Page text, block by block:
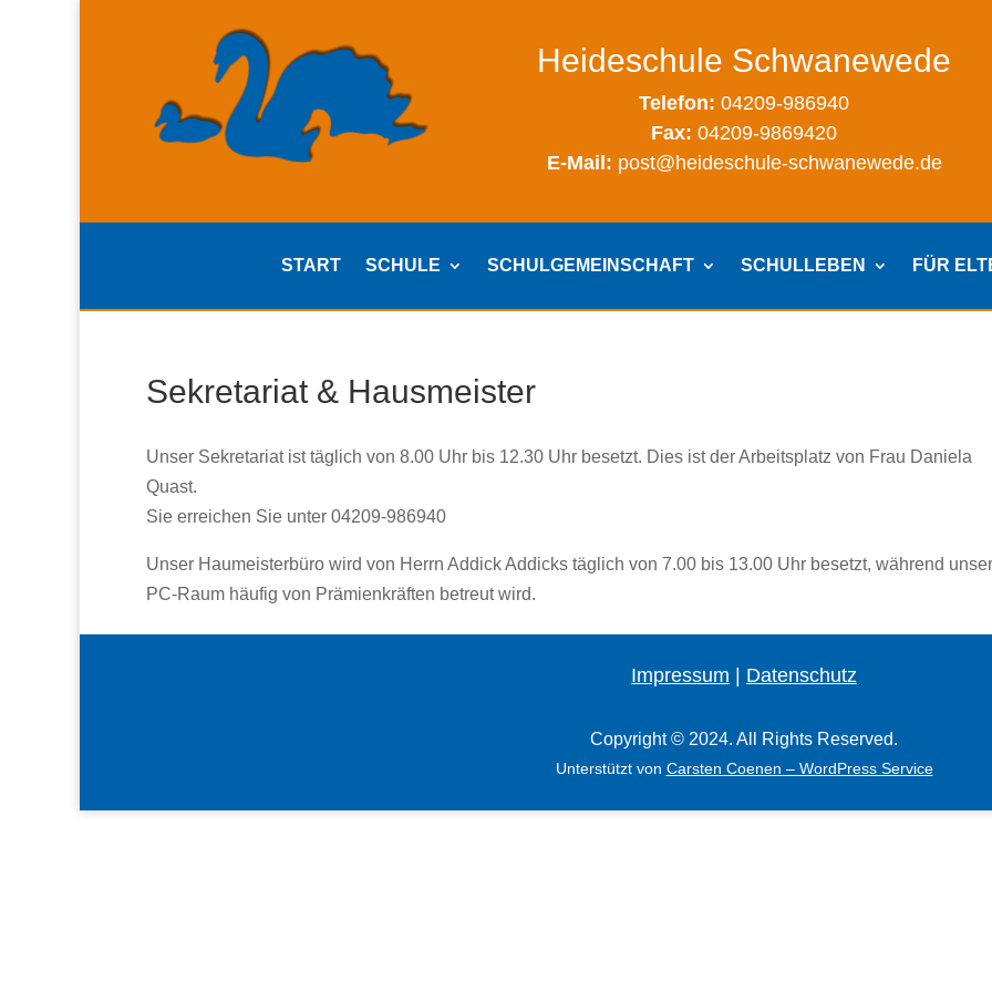
Heideschule Schwanewede
Telefon: 04209-986940
Fax: 04209-9869420
E-Mail: post@heideschule-schwanewede.de
START SCHULE SCHULGEMEINSCHAFT SCHULLEBEN FÜR
Sekretariat & Hausmeister
Unser Sekretariat ist täglich von 8.00 Uhr bis 12.30 Uhr besetzt. Dies ist der Arbeitsplatz von Frau Daniela
Quast.
Sie erreichen Sie unter 04209-986940
Unser Haumeisterbüro wird von Herrn Addick Addicks täglich von 7.00 bis 13.00 Uhr besetzt, während unser
PC-Raum häufig von Prämienkräften betreut wird.
Impressum Datenschutz
Copyright © 2024. All Rights Reserved.
Unterstützt von Carsten Coenen – WordPress Service